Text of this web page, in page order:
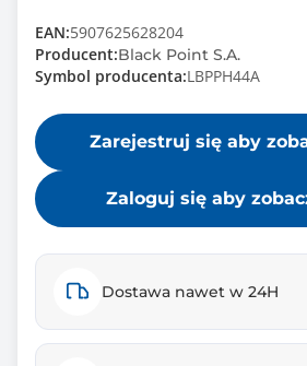
EAN:5907625628204
Producent:Black Point S.A.
Symbol producenta:LBPPH44A
Zarejestruj się aby
Zaloguj się aby
Dostawa nawet w 24H